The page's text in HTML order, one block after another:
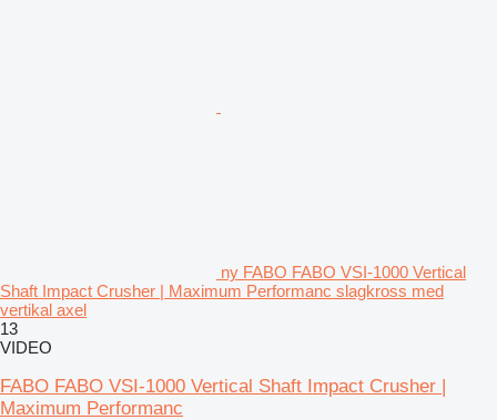
ny FABO FABO VSI-1000 Vertical
Shaft Impact Crusher | Maximum Performanc slagkross med
vertikal axel
13
VIDEO
FABO FABO VSI-1000 Vertical Shaft Impact Crusher |
Maximum Performanc